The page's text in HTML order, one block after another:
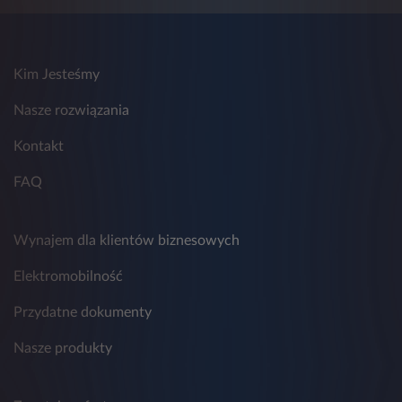
przetwarzania, którego dokonano na
7. Realizacja praw osób, których dane dotyczą
przewidzianych w Rozdziale III
8. Podanie danych osobowych wskazanych w
rozpoczęcia jego procedowania przez Leasys.
Kim Jesteśmy
Nasze rozwiązania
Kontakt
FAQ
Wynajem dla klientów biznesowych
Elektromobilność
Przydatne dokumenty
Nasze produkty